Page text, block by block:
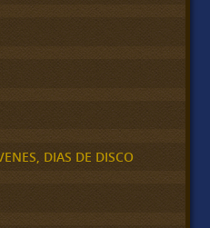
DIAS DE DISCO